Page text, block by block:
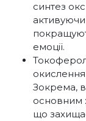
синтез
емоції.
Токоферол
окислення
Зокрема,
основним
що